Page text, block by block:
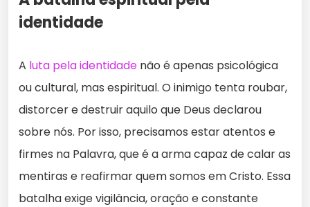
identidade
A luta pela identidade não é apenas psicológica
ou cultural, mas espiritual. O inimigo tenta roubar,
distorcer e destruir aquilo que Deus declarou
sobre nós. Por isso, precisamos estar atentos e
firmes na Palavra, que é a arma capaz de calar as
mentiras e reafirmar quem somos em Cristo. Essa
batalha exige vigilância, oração e constante